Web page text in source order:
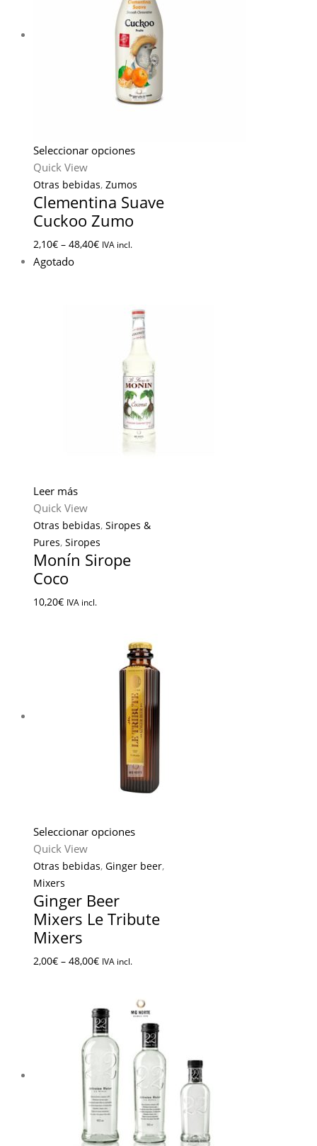
Seleccionar opciones
Quick View
Otras bebidas, Zumos
Clementina Suave
Cuckoo Zumo
2,10€– 48,40€ IVA incl.
Agotado
Leer más
Quick View
Otras bebidas, Siropes &
Pures, Siropes
Monín Sirope
Coco
10,20€ IVA incl.
Seleccionar opciones
Quick View
Otras bebidas, Ginger beer,
Mixers
Ginger Beer
Mixers Le Tribute
Mixers
2,00€– 48,00€ IVA incl.